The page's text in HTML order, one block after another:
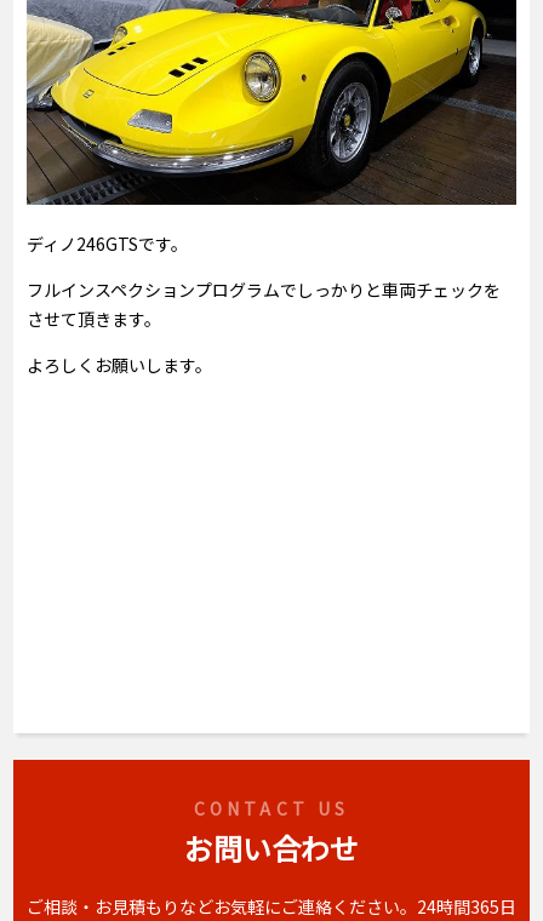
ディノ246GTSです。
フルインスペクションプログラムでしっかりと車両チェックを
させて頂きます。
よろしくお願いします。
CONTACT US
お問い合わせ
ご相談・お見積もりなどお気軽にご連絡ください。 24時間365日